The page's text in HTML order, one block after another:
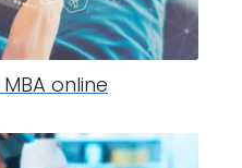
online